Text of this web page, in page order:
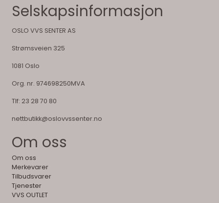
Selskapsinformasjon
OSLO VVS SENTER AS
Strømsveien 325
1081 Oslo
Org. nr. 974698250MVA
Tlf: 23 28 70 80
nettbutikk@oslovvssenter.no
Om oss
Om oss
Merkevarer
Tilbudsvarer
Tjenester
VVS OUTLET